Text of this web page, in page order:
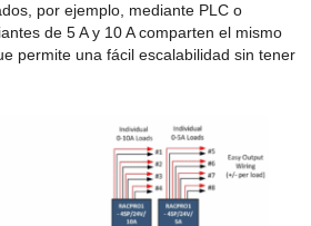
por ejemplo, mediante PLC o
de 5 A y 10 A comparten el mismo
permite una fácil escalabilidad sin tener